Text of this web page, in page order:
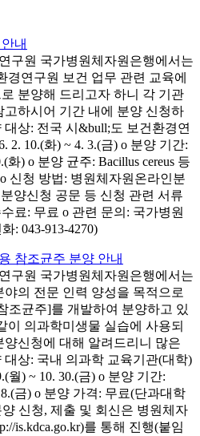
내
구원 국가병원체자원은행에서는
경연구원 보건 업무 관련 교육에
분양해 드리고자 하니 각 기관
고하시어 기간 내에 분양 신청하
상: 전국 시&bull;도 보건환경연
2. 10.(화) ~ 4. 3.(금) o 분양 기간:
화) o 분양 균주: Bacillus cereus 등
신청 방법: 병원체자원온라인분
양신청 공문 등 신청 관련 서류
료: 무료 o 관련 문의: 국가병원
: 043-913-4270)
참조균주 분양 안내
구원 국가병원체자원은행에서는
야의 전문 인력 양성을 목적으로
조균주]를 개발하여 분양하고 있
이 의과학미생물 실습에 사용되
양신청에 대해 알려드리니 많은
대상: 국내 의과학 교육기관(대학)
월) ~ 10. 30.(금) o 분양 기간:
금) o 분양 가격: 무료(단과대학
신청, 제출 및 회신은 병원체자
is.kdca.go.kr)를 통해 진행(붙임